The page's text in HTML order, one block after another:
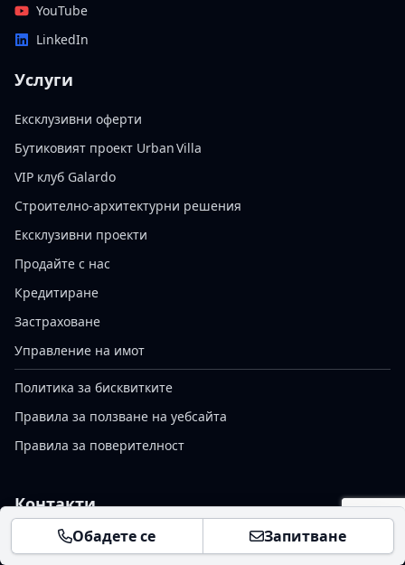
Обадете се Запитване
YouTube
LinkedIn
Услуги
Ексклузивни оферти
Бутиковият проект Urban Villa
VIP клуб Galardo
Строително-архитектурни решения
Ексклузивни проекти
Продайте с нас
Кредитиране
Застраховане
Управление на имот
Политика за бисквитките
Правила за ползване на уебсайта
Правила за поверителност
Контакти
София, България, бул. Витоша 110